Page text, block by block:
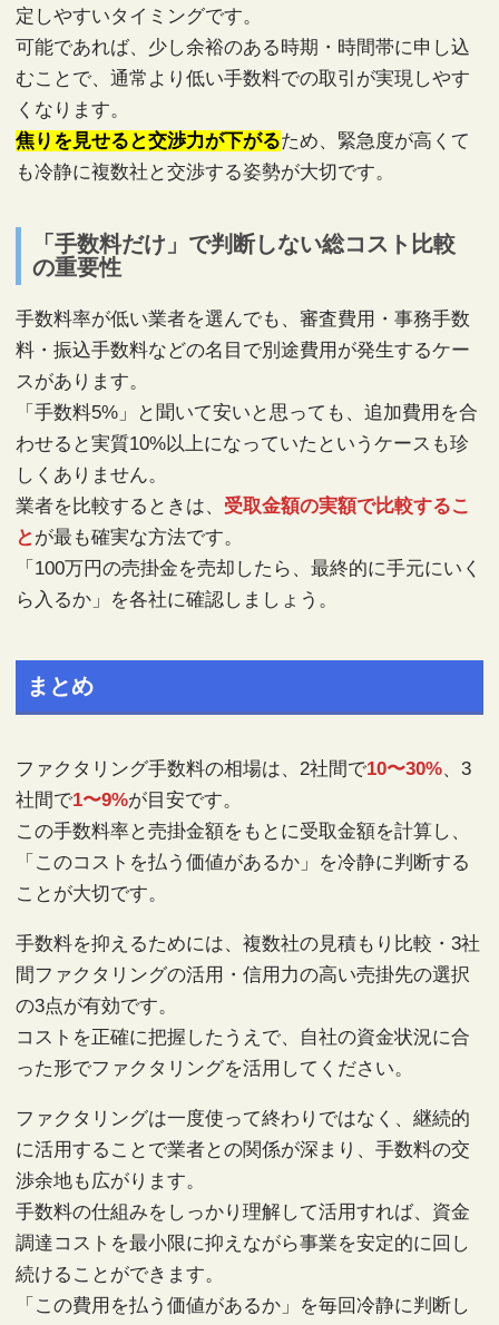
定しやすいタイミングです。
可能であれば、少し余裕のある時期・時間帯に申し込
むことで、通常より低い手数料での取引が実現しやす
くなります。
焦りを見せると交渉力が下がるため、緊急度が高くて
も冷静に複数社と交渉する姿勢が大切です。
「手数料だけ」で判断しない総コスト比較
の重要性
手数料率が低い業者を選んでも、審査費用・事務手数
料・振込手数料などの名目で別途費用が発生するケー
スがあります。
「手数料5%」と聞いて安いと思っても、追加費用を合
わせると実質10%以上になっていたというケースも珍
しくありません。
業者を比較するときは、 受取金額の実額で比較するこ
と が最も確実な方法です。
「100万円の売掛金を売却したら、最終的に手元にいく
ら入るか」を各社に確認しましょう。
まとめ
ファクタリング手数料の相場は、2社間で10〜30%、3
社間で1〜9%が目安です。
この手数料率と売掛金額をもとに受取金額を計算し、
「このコストを払う価値があるか」を冷静に判断する
ことが大切です。
手数料を抑えるためには、複数社の見積もり比較・3社
間ファクタリングの活用・信用力の高い売掛先の選択
の3点が有効です。
コストを正確に把握したうえで、自社の資金状況に合
った形でファクタリングを活用してください。
ファクタリングは一度使って終わりではなく、継続的
に活用することで業者との関係が深まり、手数料の交
渉余地も広がります。
手数料の仕組みをしっかり理解して活用すれば、資金
調達コストを最小限に抑えながら事業を安定的に回し
続けることができます。
「この費用を払う価値があるか」を毎回冷静に判断し